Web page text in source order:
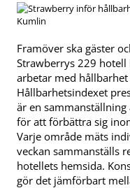
Kumlin
Framöver ska gäster
Strawberrys 229
arbetar med
Hållbarhetsindexet
är en
för att förbättra sig
Varje område mäts
veckan sammanställs
hotellets hemsida.
gör det jämförbart